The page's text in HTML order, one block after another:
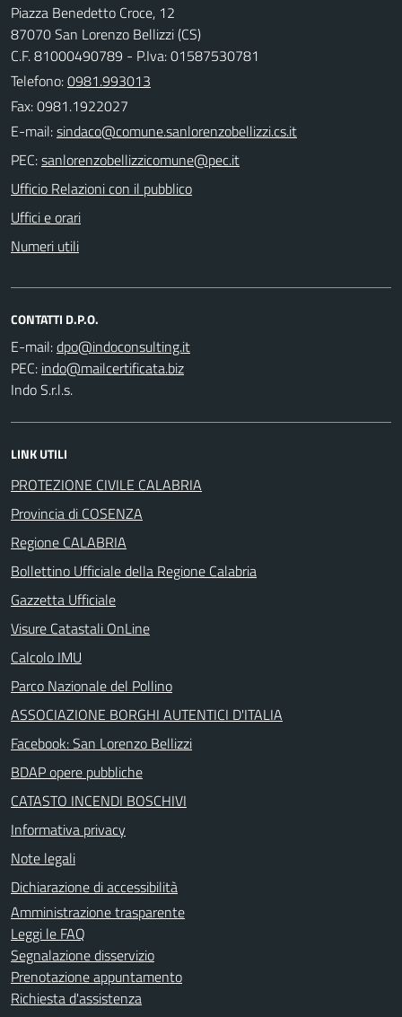
Piazza Benedetto Croce, 12
87070 San Lorenzo Bellizzi (CS)
C.F. 81000490789 - P.Iva: 01587530781
Telefono:0981.993013
Fax: 0981.1922027
E-mail:
PEC:
Ufficio Relazioni con il pubblico
Uffici e orari
Numeri utili
CONTATTI D.P.O.
E-mail:
PEC:
Indo S.r.l.s.
LINK UTILI
PROTEZIONE CIVILE CALABRIA
Provincia di COSENZA
Regione CALABRIA
Bollettino Ufficiale della Regione Calabria
Gazzetta Ufficiale
Visure Catastali OnLine
Calcolo IMU
Parco Nazionale del Pollino
ASSOCIAZIONE BORGHI AUTENTICI D'ITALIA
Facebook: San Lorenzo Bellizzi
BDAP opere pubbliche
CATASTO INCENDI BOSCHIVI
Informativa privacy
Note legali
Dichiarazione di accessibilità
Amministrazione trasparente
Leggi le FAQ
Segnalazione disservizio
Prenotazione appuntamento
Richiesta d'assistenza